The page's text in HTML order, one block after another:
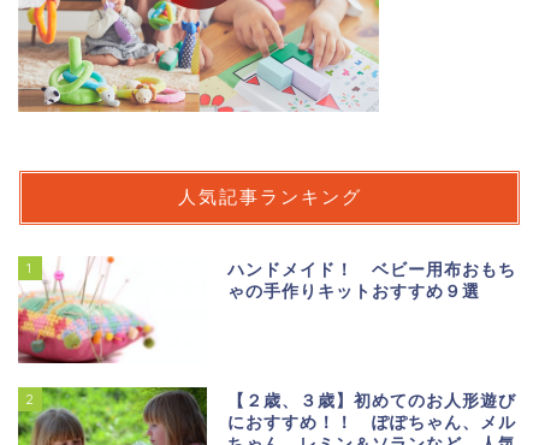
人気記事ランキング
1
ハンドメイド！ ベビー用布おもち
ゃの手作りキットおすすめ９選
2
【２歳、３歳】初めてのお人形遊び
におすすめ！！ ぽぽちゃん、メル